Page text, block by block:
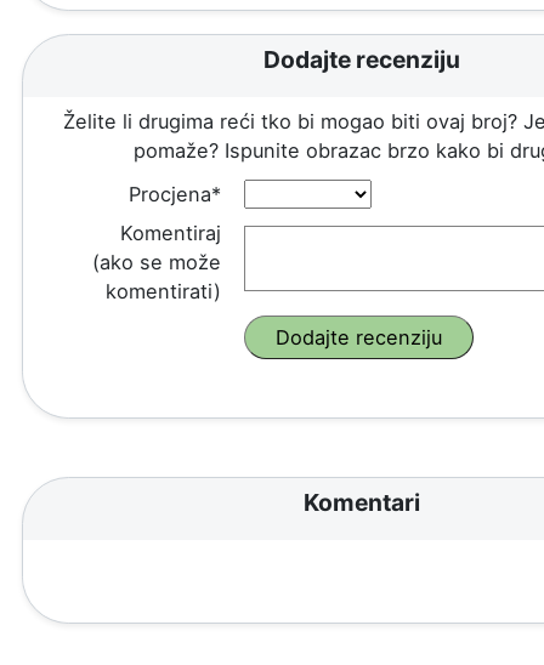
Dodajte recenziju
Želite li drugima reći tko bi mogao biti ovaj broj?
pomaže? Ispunite obrazac brzo kako bi
Procjena*
Komentiraj
(ako se može
komentirati)
Komentari